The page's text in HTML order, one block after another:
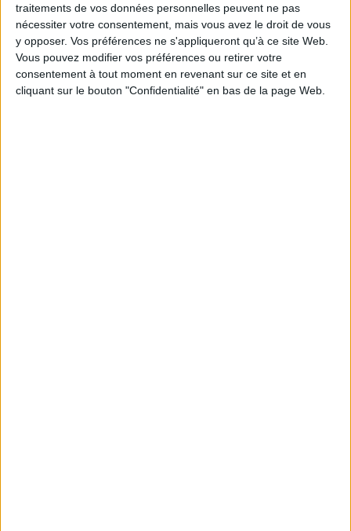
traitements de vos données personnelles peuvent ne pas
nécessiter votre consentement, mais vous avez le droit de vous
y opposer. Vos préférences ne s'appliqueront qu’à ce site Web.
Vous pouvez modifier vos préférences ou retirer votre
consentement à tout moment en revenant sur ce site et en
cliquant sur le bouton "Confidentialité" en bas de la page Web.
0 Commentaire
Médiation
Bibliothèque
Ressources Numériques